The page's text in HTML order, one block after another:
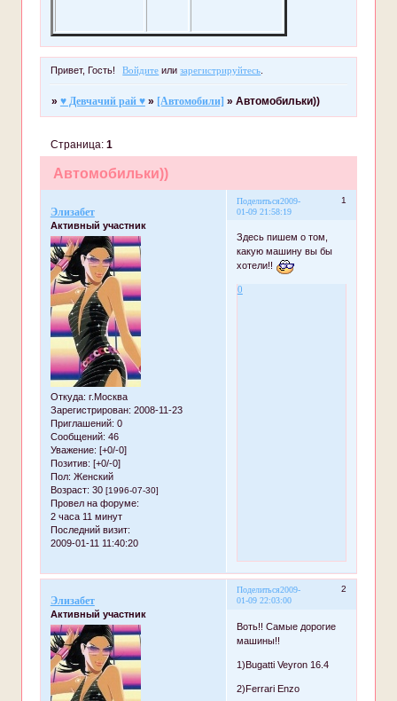
Привет, Гость! Войдите илизарегистрируйтесь.
» ♥ Девчачий рай ♥ » [Автомобили] » Автомобильки))
Автомобильки))
Страница: 1
Поделиться 1
2009-
01-09 21:58:19
Элизабет
Активный участник
Откуда: г.Москва
Зарегистрирован: 2008-11-23
Приглашений: 0
Сообщений: 46
Уважение: [+0/-0]
Позитив: [+0/-0]
Пол: Женский
Возраст: 30 [1996-07-30]
Провел на форуме:
2 часа 11 минут
Последний визит:
2009-01-11 11:40:20
Здесь пишем о том,
какую машину вы бы
хотели!!
0
Поделиться 2
2009-
01-09 22:03:00
Элизабет
Активный участник
Воть!! Самые дорогие
машины!!
1)Bugatti Veyron 16.4
2)Ferrari Enzo